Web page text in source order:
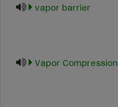
vapor barrier
Vapor Compression